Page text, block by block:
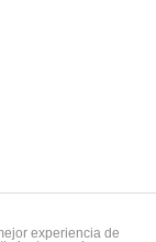
experiencia de